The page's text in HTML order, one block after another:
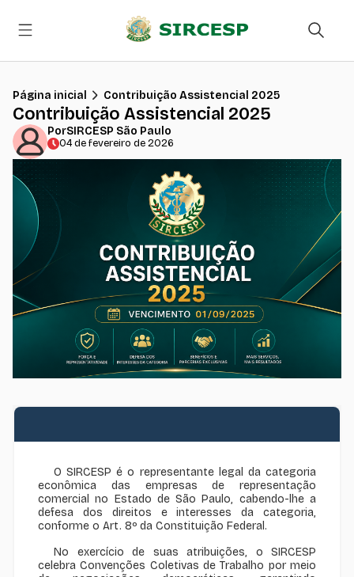
Página inicial Contribuição Assistencial 2025
Contribuição Assistencial 2025
PorSIRCESP São Paulo
04 de fevereiro de 2026
O SIRCESP é o representante legal da categoria
econômica das empresas de representação
comercial no Estado de São Paulo, cabendo-lhe a
defesa dos direitos e interesses da categoria,
conforme o Art. 8º da Constituição Federal.
No exercício de suas atribuições, o SIRCESP
celebra Convenções Coletivas de Trabalho por meio